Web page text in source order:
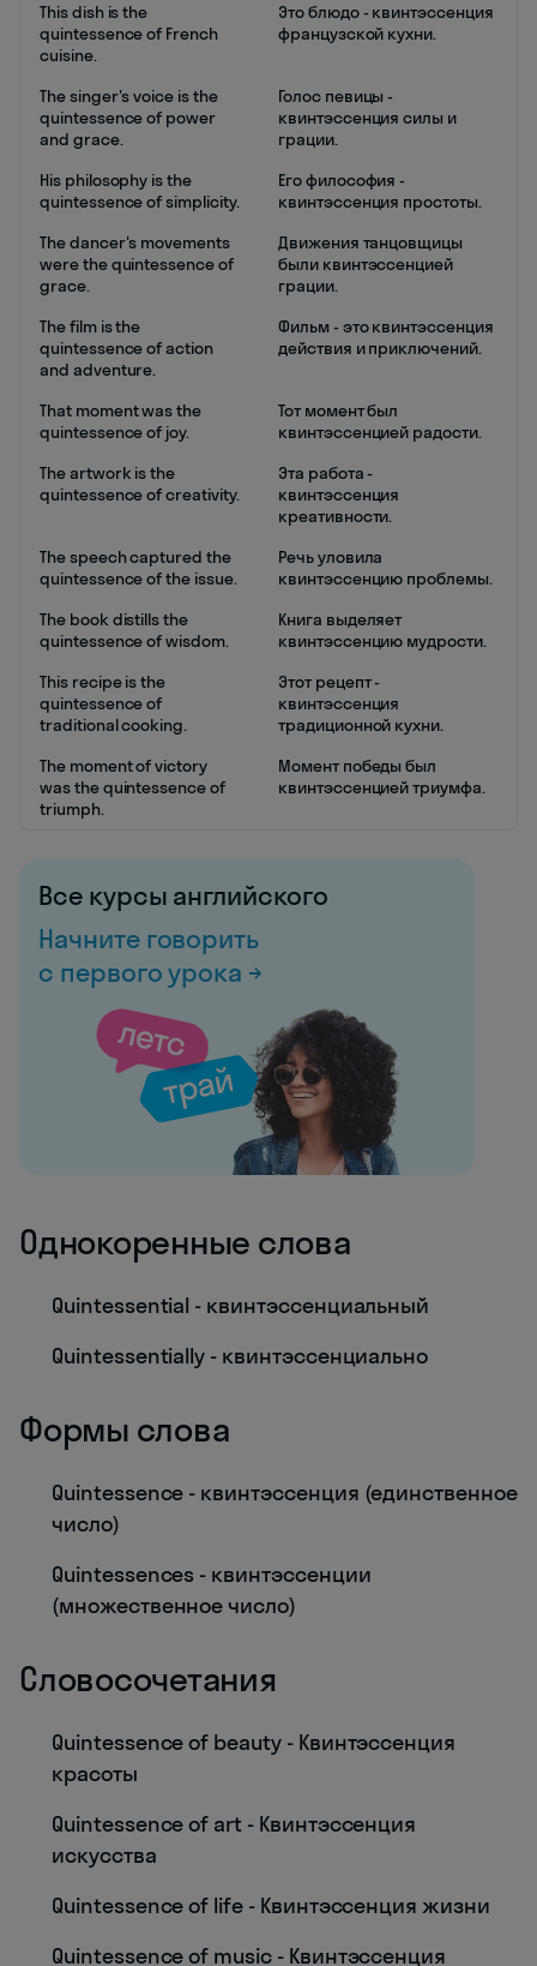
This dish is the
quintessence of French
cuisine.
Это блюдо - квинтэссенция
французской кухни.
The singer's voice is the
quintessence of power
and grace.
Голос певицы -
квинтэссенция силы и
грации.
His philosophy is the
quintessence of simplicity.
Его философия -
квинтэссенция простоты.
The dancer's movements
were the quintessence of
grace.
Движения танцовщицы
были квинтэссенцией
грации.
The film is the
quintessence of action
and adventure.
Фильм - это квинтэссенция
действия и приключений.
That moment was the
quintessence of joy.
Тот момент был
квинтэссенцией радости.
The artwork is the
quintessence of creativity.
Эта работа -
квинтэссенция
креативности.
The speech captured the
quintessence of the issue.
Речь уловила
квинтэссенцию проблемы.
The book distills the
quintessence of wisdom.
Книга выделяет
квинтэссенцию мудрости.
This recipe is the
quintessence of
traditional cooking.
Этот рецепт -
квинтэссенция
традиционной кухни.
The moment of victory
was the quintessence of
triumph.
Момент победы был
квинтэссенцией триумфа.
Все курсы английского
Начните говорить
с первого урока →
Однокоренные слова
Quintessential - квинтэссенциальный
Quintessentially - квинтэссенциально
Формы слова
Quintessence - квинтэссенция (единственное
число)
Quintessences - квинтэссенции
(множественное число)
Словосочетания
Quintessence of beauty - Квинтэссенция
красоты
Quintessence of art - Квинтэссенция
искусства
Quintessence of life - Квинтэссенция жизни
Quintessence of music - Квинтэссенция